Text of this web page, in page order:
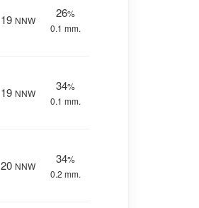
19 NNW
26%
0.1 mm.
19 NNW
34%
0.1 mm.
20 NNW
34%
0.2 mm.